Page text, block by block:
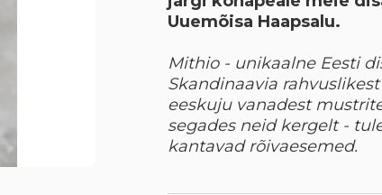
Uuemõisa Haapsalu.
Mithio - unikaalne Eesti
Skandinaavia
eeskuju vanadest
segades neid kergelt -
kantavad rõivaesemed.